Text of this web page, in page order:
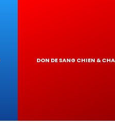
DON DE SANG CHIEN &